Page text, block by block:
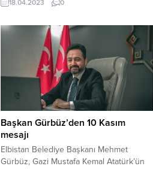
uygun bulunan “Deprem Bölgesinde
kapsamında Andırın İlçesinde çiftçilere
1.250 torba Ayçiçeği tohumu dağıtımı
programı gerçekleştirildi. Gerçekleştirilen
dağıtım programına Andırın Kaymakamı
Cuma Emeç, Bitkisel Üretim ve Bitki
Sağlığı Şube Müdürü Ali Karakoç,
18.04.2023 0
Başkan Gürbüz’den 10 Kasım
mesajı
Elbistan Belediye Başkanı Mehmet
Gürbüz, Gazi Mustafa Kemal Atatürk’ün